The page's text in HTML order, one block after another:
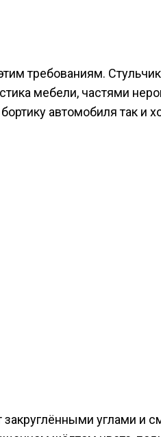
требованиям.
мебели, частями
автомобиля так и
углами и